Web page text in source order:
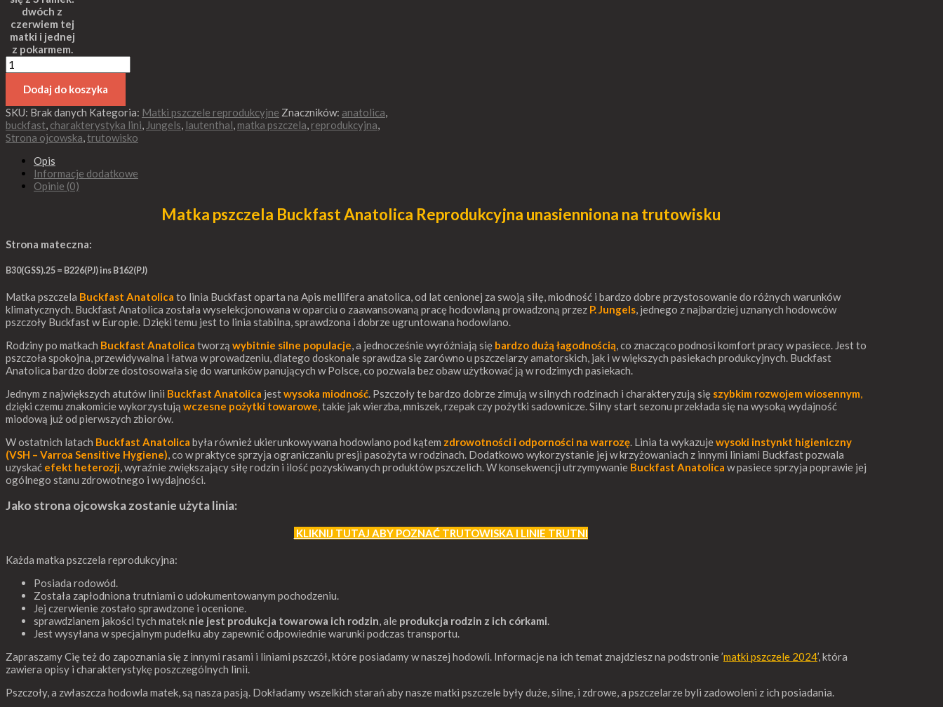
dwóch z
czerwiem tej
matki i jednej
z pokarmem.
Dodaj do koszyka
SKU: Brak danych Kategoria: Matki pszczele reprodukcyjne Znaczników: anatolica,
buckfast, charakterystyka lini, Jungels, lautenthal, matka pszczela, reprodukcyjna,
Strona ojcowska,trutowisko
Opis
Informacje dodatkowe
Opinie (0)
Matka pszczela Buckfast Anatolica Reprodukcyjna unasienniona na trutowisku
Strona mateczna:
B30(GSS).25 = B226(PJ) ins B162(PJ)
Matka pszczela Buckfast Anatolica to linia Buckfast oparta na Apis mellifera anatolica, od lat cenionej za swoją siłę, miodność i bardzo dobre przystosowanie do różnych warunków
klimatycznych. Buckfast Anatolica została wyselekcjonowana w oparciu o zaawansowaną pracę hodowlaną prowadzoną przez P. Jungels, jednego z najbardziej uznanych hodowców
pszczoły Buckfast w Europie. Dzięki temu jest to linia stabilna, sprawdzona i dobrze ugruntowana hodowlano.
Rodziny po matkach Buckfast Anatolica tworzą wybitnie silne populacje, a jednocześnie wyróżniają się bardzo dużą łagodnością, co znacząco podnosi komfort pracy w pasiece. Jest to
pszczoła spokojna, przewidywalna i łatwa w prowadzeniu, dlatego doskonale sprawdza się zarówno u pszczelarzy amatorskich, jak i w większych pasiekach produkcyjnych. Buckfast
Anatolica bardzo dobrze dostosowała się do warunków panujących w Polsce, co pozwala bez obaw użytkować ją w rodzimych pasiekach.
Jednym z największych atutów linii Buckfast Anatolica jestwysoka miodność. Pszczoły te bardzo dobrze zimują w silnych rodzinach i charakteryzują się szybkim rozwojem wiosennym,
dzięki czemu znakomicie wykorzystują wczesne pożytki towarowe,takie jak wierzba, mniszek, rzepak czy pożytki sadownicze. Silny start sezonu przekłada się na wysoką wydajność
miodową już od pierwszych zbiorów.
W ostatnich latach Buckfast Anatolica była również ukierunkowywana hodowlano pod kątem zdrowotności i odporności na warrozę. Linia ta wykazujewysoki instynkt higieniczny
(VSH – Varroa Sensitive Hygiene), co w praktyce sprzyja ograniczaniu presji pasożyta w rodzinach. Dodatkowo wykorzystanie jej w krzyżowaniach z innymi liniami Buckfast pozwala
uzyskać efekt heterozji, wyraźnie zwiększający siłę rodzin i ilość pozyskiwanych produktów pszczelich. W konsekwencji utrzymywanie Buckfast Anatolica w pasiece sprzyja poprawie jej
ogólnego stanu zdrowotnego i wydajności.
Jako strona ojcowska zostanie użyta linia:
KLIKNIJ TUTAJ ABY POZNAĆ TRUTOWISKA I LINIE TRUTNI
Każda matka pszczela reprodukcyjna:
Posiada rodowód.
Została zapłodniona trutniami o udokumentowanym pochodzeniu.
Jej czerwienie zostało sprawdzone i ocenione.
sprawdzianem jakości tych matek nie jest produkcja towarowa ich rodzin, ale produkcja rodzin z ich córkami.
Jest wysyłana w specjalnym pudełku aby zapewnić odpowiednie warunki podczas transportu.
Zapraszamy Cię też do zapoznania się z innymi rasami i liniami pszczół, które posiadamy w naszej hodowli. Informacje na ich temat znajdziesz na podstronie ’matki pszczele 2024’, która
zawiera opisy i charakterystykę poszczególnych linii.
Pszczoły, a zwłaszcza hodowla matek, są nasza pasją. Dokładamy wszelkich starań aby nasze matki pszczele były duże, silne, i zdrowe, a pszczelarze byli zadowoleni z ich posiadania.